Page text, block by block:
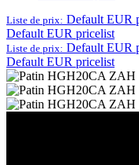
Liste de prix: Default EUR
Default EUR pricelist
Liste de prix: Default EUR
Default EUR pricelist